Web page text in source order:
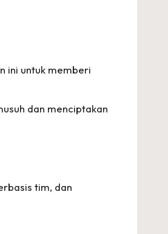
ini untuk memberi
dan menciptakan
tim, dan